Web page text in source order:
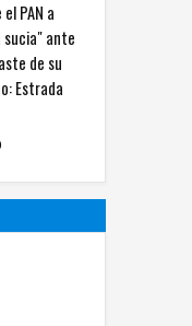
Lilia Aguilar pide a
Maru Campos
presentar pruebas
sobre supuestas